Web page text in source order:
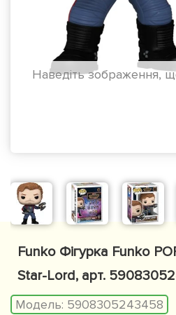
Наведіть зображення,
Funko Фігурка Funko
Star-Lord, арт.
Модель: 5908305243458